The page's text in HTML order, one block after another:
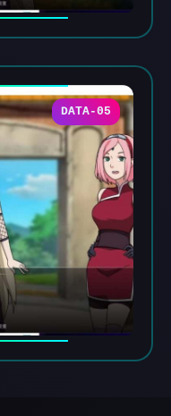
DATA-05